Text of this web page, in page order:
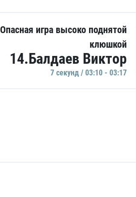
Опасная игра высоко поднятой
клюшкой
14.Балдаев Виктор
7 секунд / 03:10 - 03:17